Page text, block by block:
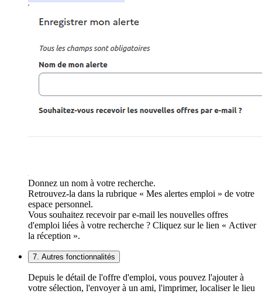
Donnez un nom à votre recherche.
Retrouvez-la dans la rubrique « Mes alertes emploi » de votre
espace personnel.
Vous souhaitez recevoir par e-mail les nouvelles offres
d'emploi liées à votre recherche ? Cliquez sur le lien « Activer
la réception ».
7. Autres fonctionnalités
Depuis le détail de l'offre d'emploi, vous pouvez l'ajouter à
votre sélection, l'envoyer à un ami, l'imprimer, localiser le lieu